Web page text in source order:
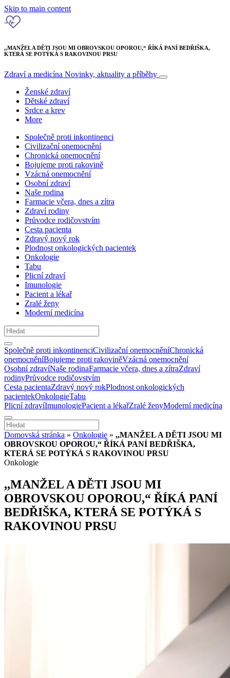
Skip to main content
,,MANŽEL A DĚTI JSOU MI OBROVSKOU OPOROU,“ ŘÍKÁ PANÍ BEDŘIŠKA,
KTERÁ SE POTÝKÁ S RAKOVINOU PRSU
Zdraví a medicína Novinky, aktuality a příběhy
Ženské zdraví
Dětské zdraví
Srdce a krev
More
Společně proti inkontinenci
Civilizační onemocnění
Chronická onemocnění
Bojujeme proti rakovině
Vzácná onemocnění
Osobní zdraví
Naše rodina
Farmacie včera, dnes a zítra
Zdraví rodiny
Průvodce rodičovstvím
Cesta pacienta
Zdravý nový rok
Plodnost onkologických pacientek
Onkologie
Tabu
Plicní zdraví
Imunologie
Pacient a lékař
Zralé ženy
Moderní medicína
Společně proti inkontinenciCivilizační onemocněníChronická
onemocněníBojujeme proti rakoviněVzácná onemocnění
Osobní zdravíNaše rodinaFarmacie včera, dnes a zítraZdraví
rodinyPrůvodce rodičovstvím
Cesta pacientaZdravý nový rokPlodnost onkologických
pacientekOnkologieTabu
Plicní zdravíImunologiePacient a lékařZralé ženyModerní medicína
Domovská stránka » Onkologie » ,,MANŽEL A DĚTI JSOU MI
OBROVSKOU OPOROU,“ ŘÍKÁ PANÍ BEDŘIŠKA,
KTERÁ SE POTÝKÁ S RAKOVINOU PRSU
Onkologie
,,MANŽEL A DĚTI JSOU MI
OBROVSKOU OPOROU,“ ŘÍKÁ PANÍ
BEDŘIŠKA, KTERÁ SE POTÝKÁ S
RAKOVINOU PRSU